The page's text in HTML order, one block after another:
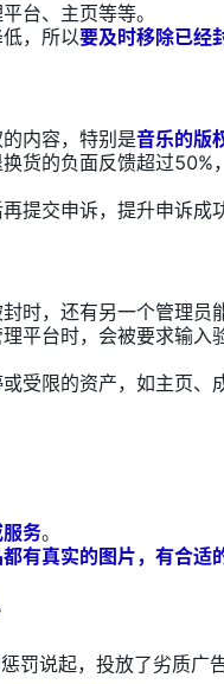
台、主页等等。
，所以要及时移除已经
内容，特别是音乐的版
货的负面反馈超过50%
提交申诉，提升申诉成
时，还有另一个管理员
平台时，会被要求输入
受限的资产，如主页、
务。
有真实的图片，有合适
说起，投放了劣质广